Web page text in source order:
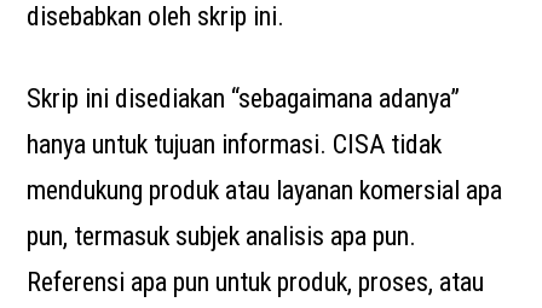
disebabkan oleh skrip ini.
Skrip ini disediakan “sebagaimana adanya”
hanya untuk tujuan informasi. CISA tidak
mendukung produk atau layanan komersial apa
pun, termasuk subjek analisis apa pun.
Referensi apa pun untuk produk, proses, atau